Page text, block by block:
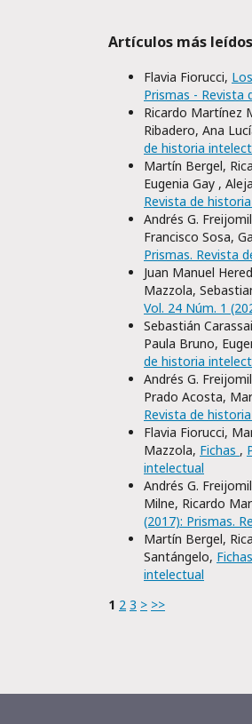
Artículos más
Flavia Fiorucci,
Prismas - Revista
Ricardo Martínez
Ribadero, Ana
de historia
Martín Bergel,
Eugenia Gay ,
Revista de
Andrés G.
Francisco Sosa,
Prismas. Revista
Juan Manuel
Mazzola,
Vol. 24 Núm. 1
Sebastián
Paula Bruno,
de historia
Andrés G.
Prado Acosta,
Revista de
Flavia Fiorucci,
Mazzola, Fichas ,
intelectual
Andrés G.
Milne, Ricardo
(2017): Prismas.
Martín Bergel,
Santángelo, Fichas
intelectual
1 2 3 > >>